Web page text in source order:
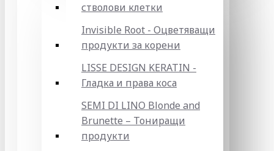
стволови клетки
Invisible Root - Оцветяващи
продукти за корени
LISSE DESIGN KERATIN -
Гладка и права коса
SEMI DI LINO Blonde and
Brunette – Тониращи
продукти